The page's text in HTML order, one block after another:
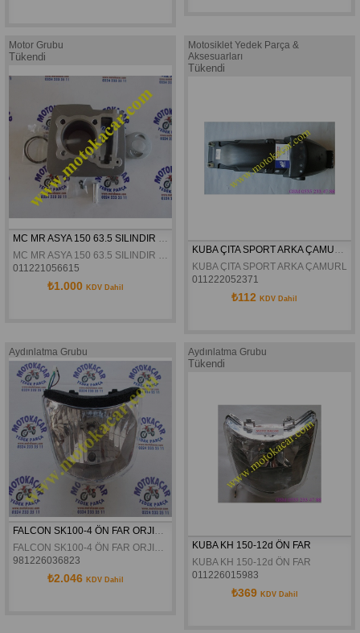
Motor Grubu
Tükendi
011221056615
₺1.000 KDV Dahil
Motosiklet Yedek Parça &
Aksesuarları
Tükendi
KUBA ÇITA SPORT ARKA ÇAMURLUK
011222052371
₺112KDV Dahil
Aydınlatma Grubu
FALCON SK100-4 ÖN FAR ORJINAL
981226036823
₺2.046 KDV Dahil
Aydınlatma Grubu
Tükendi
KUBA KH 150-12d ÖN FAR
KUBA KH 150-12d ÖN FAR
011226015983
₺369 KDV Dahil